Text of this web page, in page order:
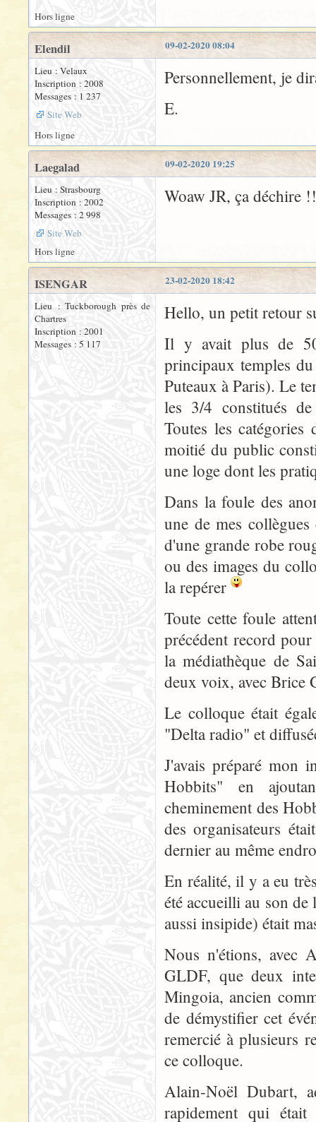
Hors ligne
09-02-2020 08:04
Elendil
Lieu : Velaux
Inscription : 2008
Messages : 1 237
Site Web
Personnellement, je
E.
Hors ligne
09-02-2020 19:25
Laegalad
Lieu : Strasbourg
Inscription : 2002
Messages : 2 998
Site Web
Woaw JR, ça déchire
Hors ligne
23-02-2020 18:42
ISENGAR
Lieu : Tuckborough près de
Chartres
Inscription : 2001
Messages : 5 117
Hello, un petit retour
Il y avait plus de
principaux temples
Puteaux à Paris). Le
les 3/4 constitués
Toutes les
moitié du public
une loge dont les
Dans la foule des
une de mes
d'une grande robe
ou des images du
la repérer
Toute cette foule
précédent record
la médiathèque de
deux voix, avec Brice
Le colloque était
"Delta radio" et
J'avais préparé mon
Hobbits" en
cheminement des
des organisateurs
dernier au même
En réalité, il y a eu
été accueilli au son
aussi insipide) était
Nous n'étions, avec
GLDF, que deux
Mingoia, ancien
de démystifier cet
remercié à plusieurs
ce colloque.
Alain-Noël Dubart,
rapidement qui